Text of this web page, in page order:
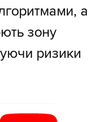
а
зону
ризики